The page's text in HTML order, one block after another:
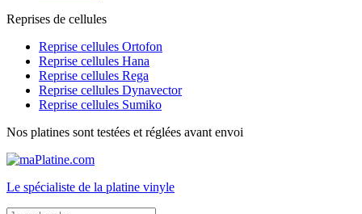
Reprises de cellules
Reprise cellules Ortofon
Reprise cellules Hana
Reprise cellules Rega
Reprise cellules Dynavector
Reprise cellules Sumiko
Nos platines sont testées et réglées avant envoi
Le spécialiste de la platine vinyle